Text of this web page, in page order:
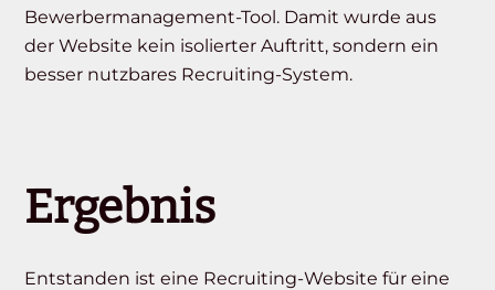
Bewerbermanagement-Tool. Damit wurde aus
der Website kein isolierter Auftritt, sondern ein
besser nutzbares Recruiting-System.
Ergebnis
Entstanden ist eine Recruiting-Website für eine